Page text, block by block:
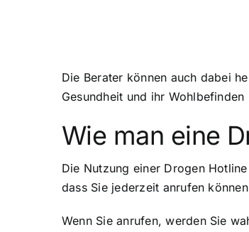
Die Berater können auch dabei
Gesundheit und ihr Wohlbefinden
Wie man eine
Die Nutzung einer Drogen
dass Sie jederzeit anrufen
Wenn Sie anrufen, werden Sie